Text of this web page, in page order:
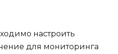
настроить
для мониторинга